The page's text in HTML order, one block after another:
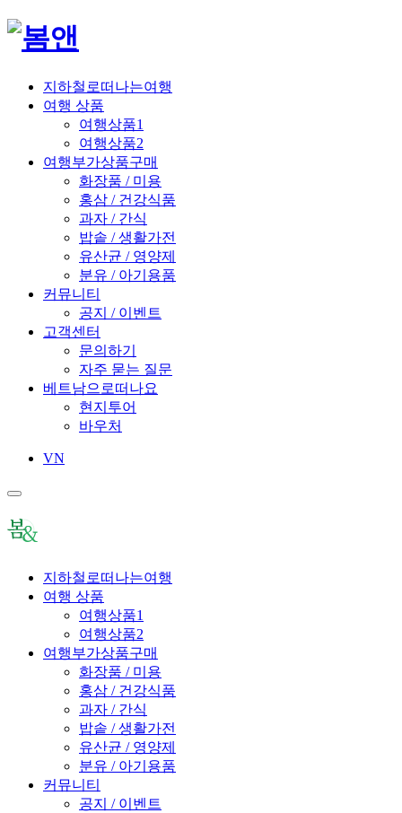
지하철로떠나는여행
여행 상품
여행상품1
여행상품2
여행부가상품구매
화장품 / 미용
홍삼 / 건강식품
과자 / 간식
밥솥 / 생활가전
유산균 / 영양제
분유 / 아기용품
커뮤니티
공지 / 이벤트
고객센터
문의하기
자주 묻는 질문
베트남으로떠나요
현지투어
바우처
VN
지하철로떠나는여행
여행 상품
여행상품1
여행상품2
여행부가상품구매
화장품 / 미용
홍삼 / 건강식품
과자 / 간식
밥솥 / 생활가전
유산균 / 영양제
분유 / 아기용품
커뮤니티
공지 / 이벤트